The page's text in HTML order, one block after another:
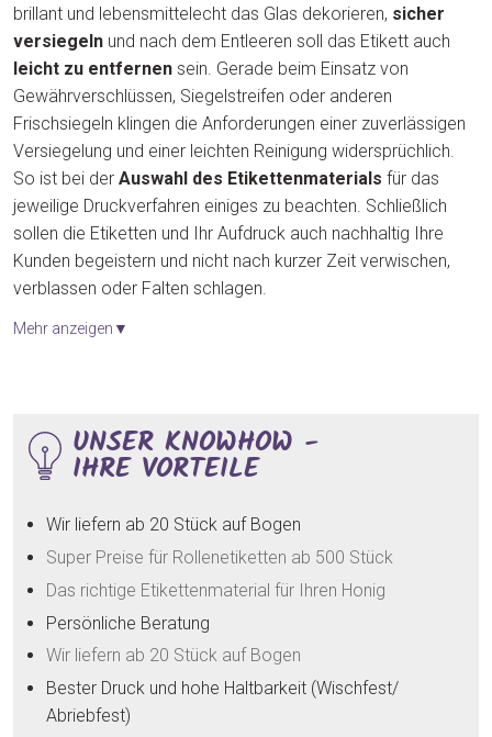
brillant und lebensmittelecht das Glas dekorieren, sicher
versiegeln und nach dem Entleeren soll das Etikett auch
leicht zu entfernen sein. Gerade beim Einsatz von
Gewährverschlüssen, Siegelstreifen oder anderen
Frischsiegeln klingen die Anforderungen einer zuverlässigen
Versiegelung und einer leichten Reinigung widersprüchlich.
So ist bei der Auswahl des Etikettenmaterials für das
jeweilige Druckverfahren einiges zu beachten. Schließlich
sollen die Etiketten und Ihr Aufdruck auch nachhaltig Ihre
Kunden begeistern und nicht nach kurzer Zeit verwischen,
verblassen oder Falten schlagen.
Mehr anzeigen▼
UNSER KNOWHOW -
IHRE VORTEILE
Wir liefern ab 20 Stück auf Bogen
Super Preise für Rollenetiketten ab 500 Stück
Das richtige Etikettenmaterial für Ihren Honig
Persönliche Beratung
Wir liefern ab 20 Stück auf Bogen
Bester Druck und hohe Haltbarkeit (Wischfest/
Abriebfest)